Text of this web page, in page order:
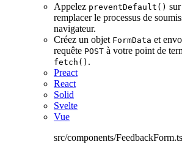
Appelez preventDefault()
remplacer le processus de
navigateur.
Créez un objet FormData et
requête POST à votre point de
fetch() .
Preact
React
Solid
Svelte
Vue
src/components/